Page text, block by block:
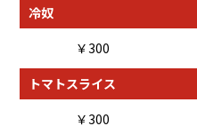
冷奴
￥300
トマトスライス
￥300